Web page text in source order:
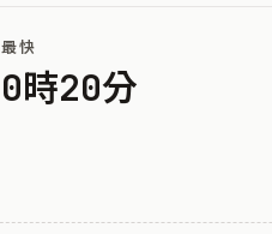
最快
0時20分